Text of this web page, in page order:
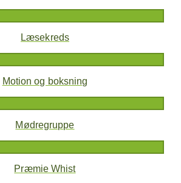
Læsekreds
Motion og boksning
Mødregruppe
Præmie Whist